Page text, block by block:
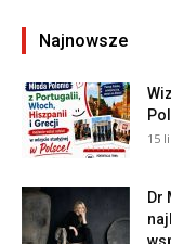
Najnowsze
15
Dr